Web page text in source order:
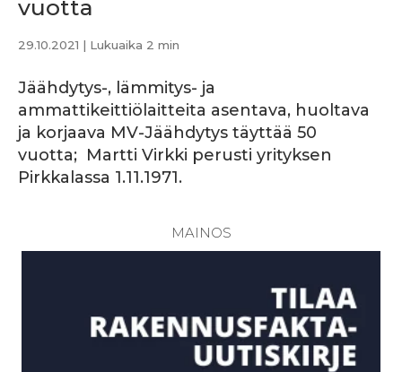
vuotta
29.10.2021 | Lukuaika 2 min
Jäähdytys-, lämmitys- ja
ammattikeittiölaitteita asentava, huoltava
ja korjaava MV-Jäähdytys täyttää 50
vuotta; Martti Virkki perusti yrityksen
Pirkkalassa 1.11.1971.